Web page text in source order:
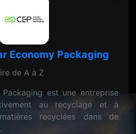
Economy Packaging
de A à Z
est une entreprise
au recyclage et à
recyclées dans de